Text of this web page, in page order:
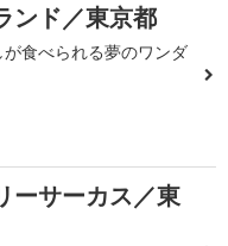
ンド／東京都
食べられる夢のワンダ
ーサーカス／東